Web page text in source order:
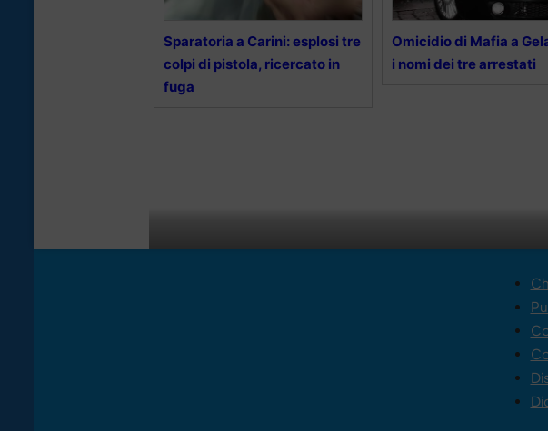
Sparatoria a Carini: esplosi tre
colpi di pistola, ricercato in
fuga
Omicidio di Mafia a
i nomi dei tre arrestati